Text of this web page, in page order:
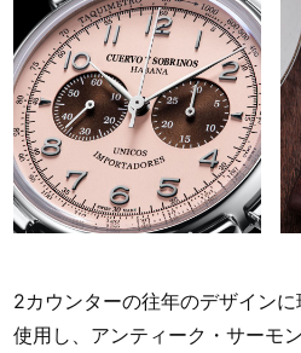
2カウンターの往年のデザイン
使用し、アンティーク・サーモ